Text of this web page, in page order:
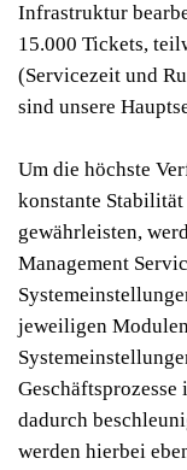
Infrastruktur
15.000 Tickets,
(Servicezeit und
sind unsere
Um die höchste
konstante
gewährleisten,
Management
jeweiligen
dadurch
werden hierbei